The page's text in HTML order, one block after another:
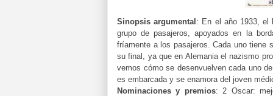
Sinopsis argumental : En el año 1933, el
grupo de pasajeros, apoyados en la
fríamente a los pasajeros. Cada uno tiene
su final, ya que en Alemania el nazismo
vemos cómo se desenvuelven cada uno
es embarcada y se enamora del joven
Nominaciones y premios: 2 Oscar: